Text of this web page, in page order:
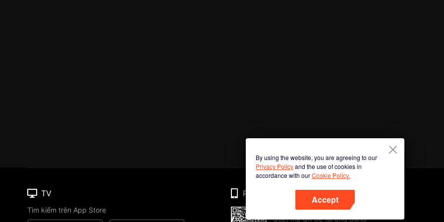
By using the website, you are agreeing to our
Privacy Policyand the use of cookies in
accordance with ourCookie Policy.
Accept
TV
Tìm kiếm trên App Store
Phone
Quét mã QR để tải ứng dụng